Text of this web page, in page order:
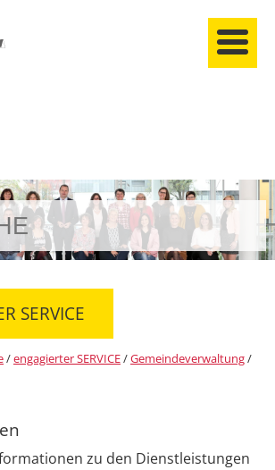
anmelden
SERVICE
/engagierter SERVICE/Gemeindeverwaltung/
zu den Dienstleistungen